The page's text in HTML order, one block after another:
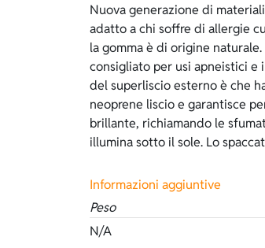
Nuova generazione di
adatto a chi soffre di allergie
la gomma è di origine
consigliato per usi apneistici e
del superliscio esterno è che
neoprene liscio e garantisce
brillante, richiamando le
illumina sotto il sole. Lo
pelle, questo neoprene
soddisfare le esigenze di chi
grande aderenza al corpo,
morbido ed elastico. Però lo
foderato interno e per
disponibile negli spessori: 3 e 5
Informazioni aggiuntive
Peso
N/A